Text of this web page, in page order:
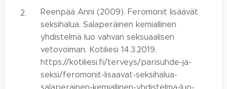
Reenpää Anni (2009). Feromonit lisäävät
seksihalua. Salaperäinen kemiallinen
yhdistelmä luo vahvan seksuaalisen
vetovoiman. Kotiliesi 14.3.2019.
https://kotiliesi.fi/terveys/parisuhde-ja-
seksi/feromonit-lisaavat-seksihalua-
salaperainen-kemiallinen-yhdistelma-luo-